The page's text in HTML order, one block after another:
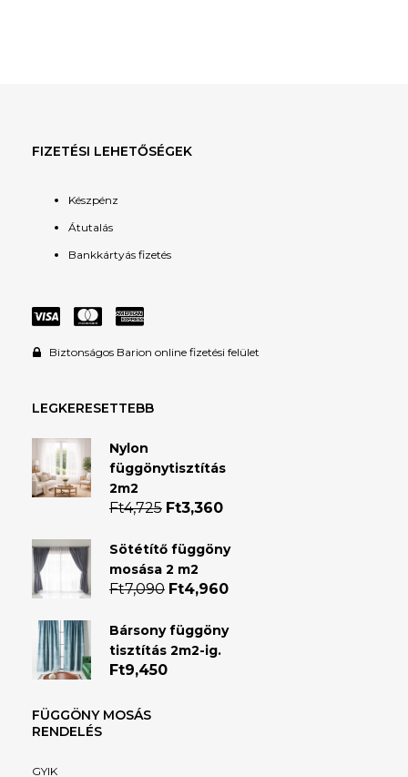
FIZETÉSI LEHETŐSÉGEK
Készpénz
Átutalás
Bankkártyás fizetés
Biztonságos Barion online fizetési felület
LEGKERESETTEBB
Nylon
függönytisztítás
2m2
Ft4,725 Original
was:
Ft4,725.
Ft3,360Current
is:
Sötétítő függöny
mosása 2 m2
Ft7,090 Original
was:
Ft7,090.
Ft4,960Current
is:
Bársony függöny
tisztítás 2m2-ig.
Ft9,450
FÜGGÖNY MOSÁS
RENDELÉS
GYIK